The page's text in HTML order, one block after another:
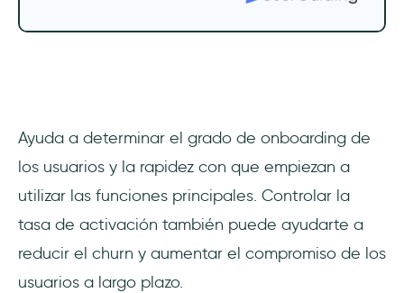
Ayuda a determinar el grado de onboarding de
los usuarios y la rapidez con que empiezan a
utilizar las funciones principales. Controlar la
tasa de activación también puede ayudarte a
reducir el churn y aumentar el compromiso de los
usuarios a largo plazo.